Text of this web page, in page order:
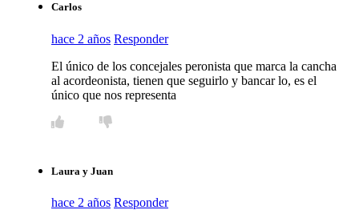
Carlos
hace 2 años Responder
El único de los concejales peronista que marca la cancha
al acordeonista, tienen que seguirlo y bancar lo, es el
único que nos representa
Laura y Juan
hace 2 años Responder